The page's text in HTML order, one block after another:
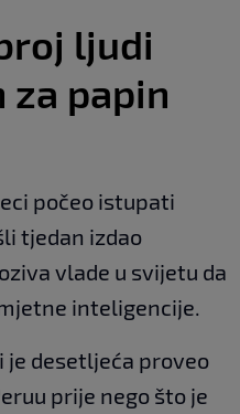
ljudi
papin
počeo istupati
tjedan izdao
vlade u svijetu da
inteligencije.
je desetljeća proveo
prije nego što je